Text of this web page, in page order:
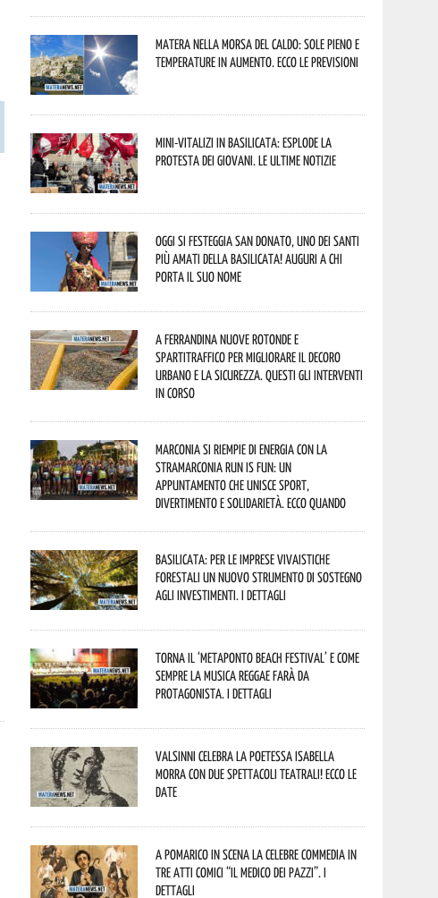
Matera nella morsa del caldo: sole pieno e
temperature in aumento. Ecco le previsioni
Mini-vitalizi in Basilicata: esplode la
protesta dei giovani. Le ultime notizie
Oggi si festeggia San Donato, uno dei Santi
più amati della Basilicata! Auguri a chi
porta il suo nome
A Ferrandina nuove rotonde e
spartitraffico per migliorare il decoro
urbano e la sicurezza. Questi gli interventi
in corso
Marconia si riempie di energia con la
StraMarconia Run is Fun: un
appuntamento che unisce sport,
divertimento e solidarietà. Ecco quando
Basilicata: per le imprese vivaistiche
forestali un nuovo strumento di sostegno
agli investimenti. I dettagli
Torna il ‘Metaponto beach festival’ e come
sempre la musica reggae farà da
protagonista. I dettagli
Valsinni celebra la poetessa Isabella
Morra con due spettacoli teatrali! Ecco le
date
A Pomarico in scena la celebre commedia in
tre atti comici “Il medico dei pazzi”. I
dettagli